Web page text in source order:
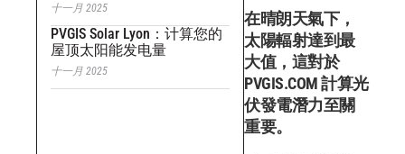
十一月 2025
PVGIS Solar Lyon：计算您的
屋顶太阳能发电量
十一月 2025
在晴朗天氣下，
太陽輻射達到最
大值，這對於
PVGIS.COM 計算光
伏發電潛力至關
重要。